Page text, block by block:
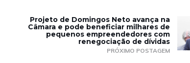
Projeto de Domingos Neto avança na
Câmara e pode beneficiar milhares de
pequenos empreendedores com
renegociação de dívidas
PRÓXIMO POSTAGEM